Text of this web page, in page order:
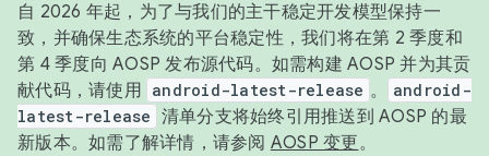
自 2026 年起，为了与我们的主干稳定开发模型保持一
致，并确保生态系统的平台稳定性，我们将在第 2 季度和
第 4 季度向 AOSP 发布源代码。如需构建 AOSP 并为其贡
献代码，请使用 android-latest-release 。
android-
latest-release 清单分支将始终引用推送到 AOSP 的最
新版本。如需了解详情，请参阅 AOSP 变更。